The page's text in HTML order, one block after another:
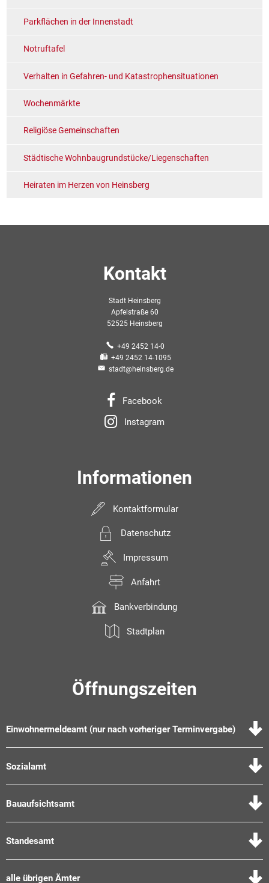
Parkflächen in der Innenstadt
Notruftafel
Verhalten in Gefahren- und Katastrophensituationen
Wochenmärkte
Religiöse Gemeinschaften
Städtische Wohnbaugrundstücke/Liegenschaften
Heiraten im Herzen von Heinsberg
Kontakt
Stadt Heinsberg
Apfelstraße 60
52525 Heinsberg
+49 2452 14-0
+49 2452 14-1095
stadt@heinsberg.de
Facebook
Instagram
Informationen
Kontaktformular
Datenschutz
Impressum
Anfahrt
Bankverbindung
Stadtplan
Öffnungszeiten
Einwohnermeldeamt (nur nach vorheriger Terminvergabe)
Sozialamt
Bauaufsichtsamt
Standesamt
alle übrigen Ämter